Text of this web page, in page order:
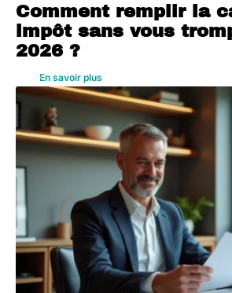
Comment remplir la
impôt sans vous
2026 ?
En savoir plus